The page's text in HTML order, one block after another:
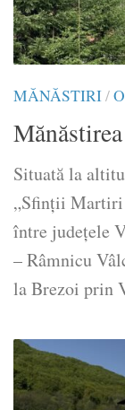
MĂNĂSTIRI/
Situată la
„Sfinţii Martiri
între judeţele
– Râmnicu
la Brezoi prin